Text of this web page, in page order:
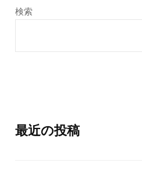
検索
最近の投稿